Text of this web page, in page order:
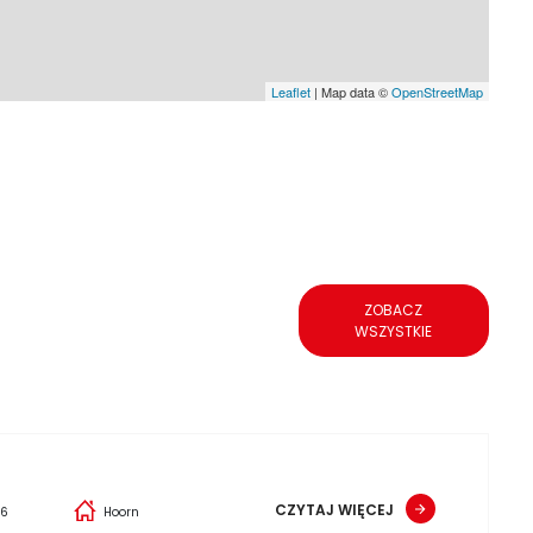
Leaflet| Map data ©OpenStreetMap
ZOBACZ
WSZYSTKIE
Hoorn CZYTAJ WIĘCEJ